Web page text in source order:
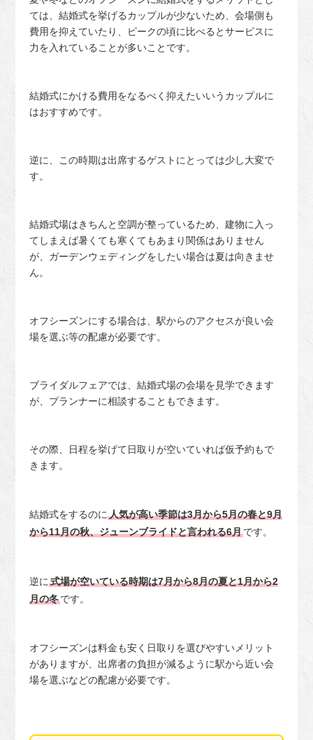
ては、結婚式を挙げるカップルが少ないため、会場側も
費用を抑えていたり、ピークの頃に比べるとサービスに
力を入れていることが多いことです。
結婚式にかける費用をなるべく抑えたいいうカップルに
はおすすめです。
逆に、この時期は出席するゲストにとっては少し大変で
す。
結婚式場はきちんと空調が整っているため、建物に入っ
てしまえば暑くても寒くてもあまり関係はありません
が、ガーデンウェディングをしたい場合は夏は向きませ
ん。
オフシーズンにする場合は、駅からのアクセスが良い会
場を選ぶ等の配慮が必要です。
ブライダルフェアでは、結婚式場の会場を見学できます
が、プランナーに相談することもできます。
その際、日程を挙げて日取りが空いていれば仮予約もで
きます。
結婚式をするのに人気が高い季節は3月から5月の春と9月
から11月の秋、ジューンブライドと言われる6月です。
逆に式場が空いている時期は7月から8月の夏と1月から2
月の冬です。
オフシーズンは料金も安く日取りを選びやすいメリット
がありますが、出席者の負担が減るように駅から近い会
場を選ぶなどの配慮が必要です。